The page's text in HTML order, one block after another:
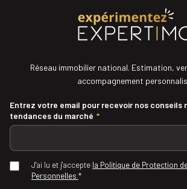
Réseau immobilier national. Estimation,
accompagnement
Entrez votre email pour recevoir nos conseils
tendances du marché *
J'ai lu et j'accepte la Politique de Protection
Personnelles *